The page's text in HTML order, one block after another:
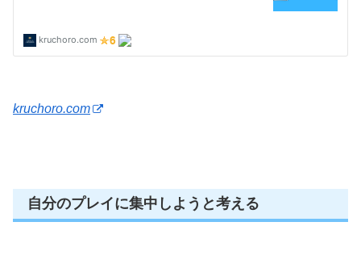
kruchoro.com
自分のプレイに集中しようと考える